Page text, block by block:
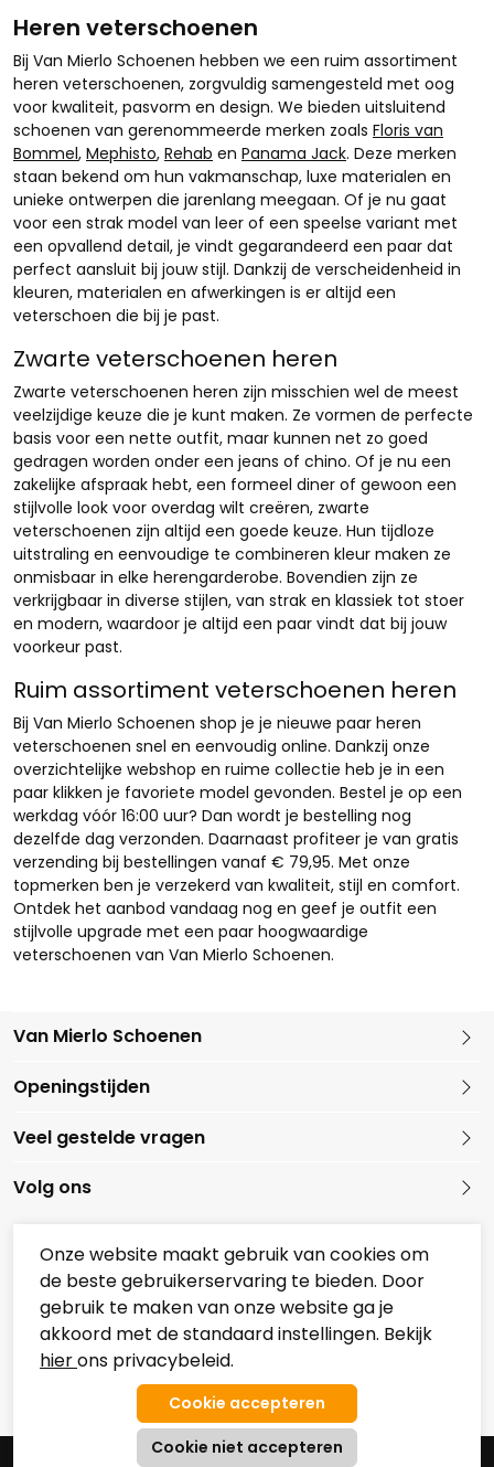
Heren veterschoenen
Bij Van Mierlo Schoenen hebben we een ruim assortiment
heren veterschoenen, zorgvuldig samengesteld met oog
voor kwaliteit, pasvorm en design. We bieden uitsluitend
schoenen van gerenommeerde merken zoals Floris van
Bommel, Mephisto, Rehab en Panama Jack. Deze merken
staan bekend om hun vakmanschap, luxe materialen en
unieke ontwerpen die jarenlang meegaan. Of je nu gaat
voor een strak model van leer of een speelse variant met
een opvallend detail, je vindt gegarandeerd een paar dat
perfect aansluit bij jouw stijl. Dankzij de verscheidenheid in
kleuren, materialen en afwerkingen is er altijd een
veterschoen die bij je past.
Zwarte veterschoenen heren
Zwarte veterschoenen heren zijn misschien wel de meest
veelzijdige keuze die je kunt maken. Ze vormen de perfecte
basis voor een nette outfit, maar kunnen net zo goed
gedragen worden onder een jeans of chino. Of je nu een
zakelijke afspraak hebt, een formeel diner of gewoon een
stijlvolle look voor overdag wilt creëren, zwarte
veterschoenen zijn altijd een goede keuze. Hun tijdloze
uitstraling en eenvoudige te combineren kleur maken ze
onmisbaar in elke herengarderobe. Bovendien zijn ze
verkrijgbaar in diverse stijlen, van strak en klassiek tot stoer
en modern, waardoor je altijd een paar vindt dat bij jouw
voorkeur past.
Ruim assortiment veterschoenen heren
Bij Van Mierlo Schoenen shop je je nieuwe paar heren
veterschoenen snel en eenvoudig online. Dankzij onze
overzichtelijke webshop en ruime collectie heb je in een
paar klikken je favoriete model gevonden. Bestel je op een
werkdag vóór 16:00 uur? Dan wordt je bestelling nog
dezelfde dag verzonden. Daarnaast profiteer je van gratis
verzending bij bestellingen vanaf € 79,95. Met onze
topmerken ben je verzekerd van kwaliteit, stijl en comfort.
Ontdek het aanbod vandaag nog en geef je outfit een
stijlvolle upgrade met een paar hoogwaardige
veterschoenen van Van Mierlo Schoenen.
Van Mierlo Schoenen
Openingstijden
Overzicht Koopzondagen
Veel gestelde vragen
Volg ons
Onze partners
© 2026 Van Mierlo Schoenen Algemene Voorwaarden
Onze website maakt gebruik van cookies om
de beste gebruikerservaring te bieden. Door
gebruik te maken van onze website ga je
akkoord met de standaard instellingen. Bekijk
hierons privacybeleid.